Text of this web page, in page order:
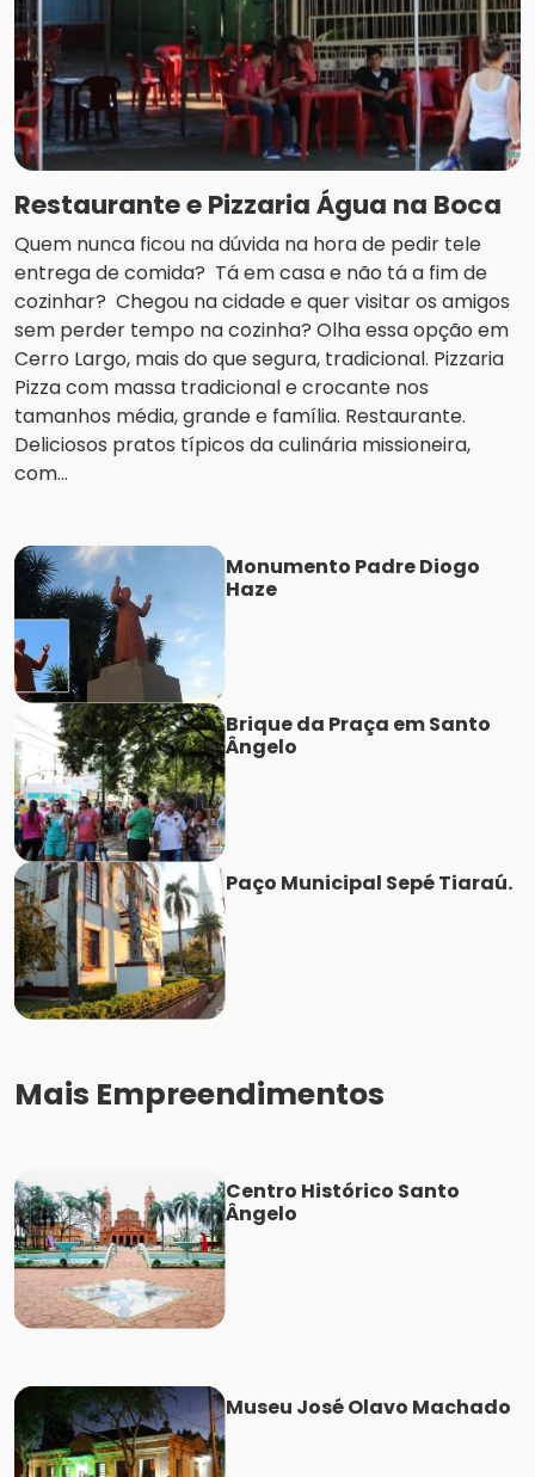
Restaurante e Pizzaria Água na Boca
Quem nunca ficou na dúvida na hora de pedir tele
entrega de comida? Tá em casa e não tá a fim de
cozinhar? Chegou na cidade e quer visitar os amigos
sem perder tempo na cozinha? Olha essa opção em
Cerro Largo, mais do que segura, tradicional. Pizzaria
Pizza com massa tradicional e crocante nos
tamanhos média, grande e família. Restaurante.
Deliciosos pratos típicos da culinária missioneira,
com...
Monumento Padre Diogo
Haze
Brique da Praça em Santo
Ângelo
Paço Municipal Sepé Tiaraú.
Mais Empreendimentos
Centro Histórico Santo
Ângelo
Museu José Olavo Machado